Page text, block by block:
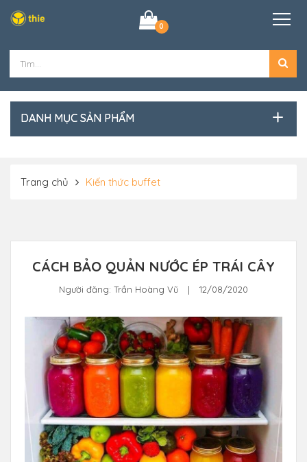
0
DANH MỤC SẢN PHẨM
Trang chủ Kiến thức buffet
CÁCH BẢO QUẢN NƯỚC ÉP TRÁI CÂY
Người đăng: Trần Hoàng Vũ | 12/08/2020